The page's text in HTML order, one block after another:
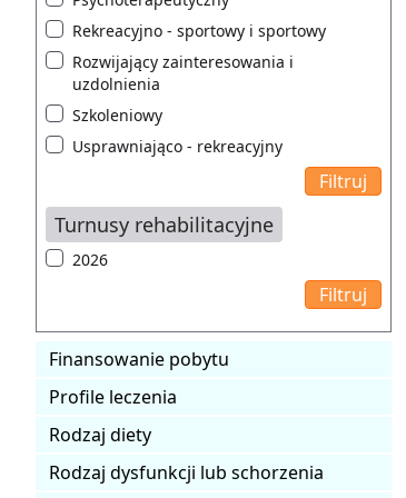
Rekreacyjno - sportowy i sportowy
Rozwijający zainteresowania i
uzdolnienia
Szkoleniowy
Usprawniająco - rekreacyjny
Turnusy rehabilitacyjne
2026
Finansowanie pobytu
Profile leczenia
Rodzaj diety
Rodzaj dysfunkcji lub schorzenia